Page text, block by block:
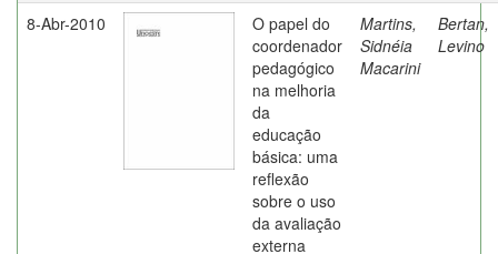
8-Abr-2010
O papel do
coordenador
pedagógico
na melhoria
da
educação
básica: uma
reflexão
sobre o uso
da avaliação
externa
Martins,
Sidnéia
Macarini
Bertan,
Levino